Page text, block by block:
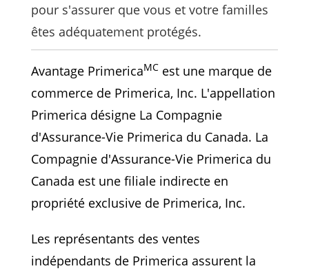
pour s'assurer que vous et votre familles
êtes adéquatement protégés.
Avantage PrimericaMC est une marque de
commerce de Primerica, Inc. L'appellation
Primerica désigne La Compagnie
d'Assurance-Vie Primerica du Canada. La
Compagnie d'Assurance-Vie Primerica du
Canada est une filiale indirecte en
propriété exclusive de Primerica, Inc.
Les représentants des ventes
indépendants de Primerica assurent la